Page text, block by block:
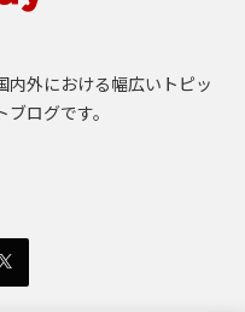
外における幅広いトピッ
ログです。